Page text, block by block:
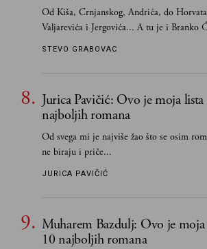
Od Kiša, Crnjanskog, Andrića, do
Valjarevića i Jergovića... A tu je i Branko
STEVO GRABOVAC
Jurica Pavičić: Ovo je moja lista
najboljih romana
Od svega mi je najviše žao što se osim
ne biraju i priče...
JURICA PAVIČIĆ
Muharem Bazdulj: Ovo je moja
10 najboljih romana